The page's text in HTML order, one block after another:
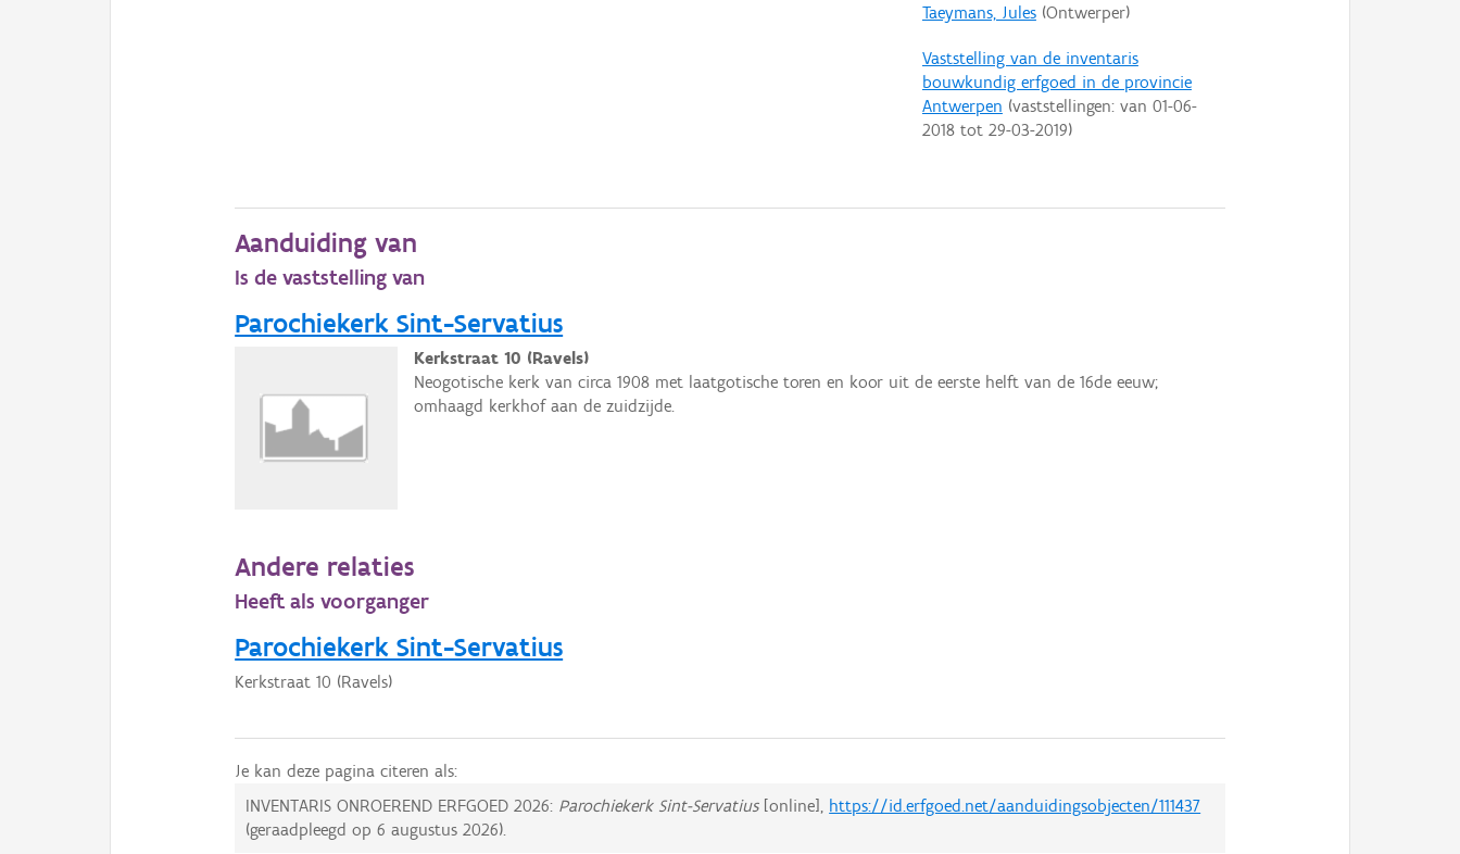
Taeymans, Jules(Ontwerper)
Vaststelling van de inventaris
bouwkundig erfgoed in de provincie
Antwerpen (vaststellingen: van 01-06-
2018tot 29-03-2019)
Aanduiding van
Is de vaststelling van
Parochiekerk Sint-Servatius
Kerkstraat 10 (Ravels)
Neogotische kerk van circa 1908 met laatgotische toren en koor uit de eerste helft van de 16de eeuw;
omhaagd kerkhof aan de zuidzijde.
Andere relaties
Heeft als voorganger
Parochiekerk Sint-Servatius
Kerkstraat 10 (Ravels)
Je kan deze pagina citeren als:
INVENTARIS ONROEREND ERFGOED 2026: Parochiekerk Sint-Servatius[online], https://id.erfgoed.net/aanduidingsobjecten/111437
(geraadpleegd op6 augustus 2026).